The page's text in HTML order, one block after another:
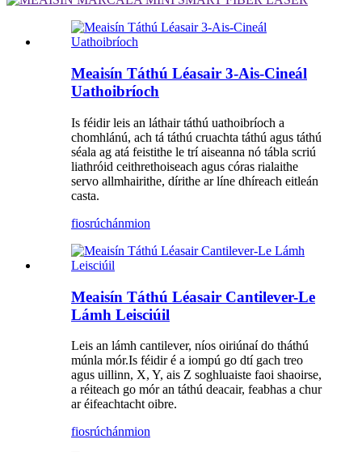
Meaisín Táthú Léasair 3-Ais-Cineál
Uathoibríoch
Is féidir leis an láthair táthú uathoibríoch a
chomhlánú, ach tá táthú cruachta táthú agus táthú
séala ag atá feistithe le trí aiseanna nó tábla scriú
liathróid ceithrethoiseach agus córas rialaithe
servo allmhairithe, dírithe ar líne dhíreach eitleán
casta.
fiosrúchánmion
Meaisín Táthú Léasair Cantilever-Le
Lámh Leisciúil
Leis an lámh cantilever, níos oiriúnaí do tháthú
múnla mór.Is féidir é a iompú go dtí gach treo
agus uillinn, X, Y, ais Z soghluaiste faoi shaoirse,
a réiteach go mór an táthú deacair, feabhas a chur
ar éifeachtacht oibre.
fiosrúchánmion